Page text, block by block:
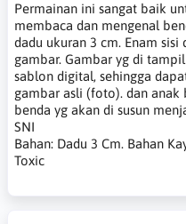
Permainan ini sangat baik
membaca dan mengenal
dadu ukuran 3 cm. Enam
gambar. Gambar yg di
sablon digital, sehingga
gambar asli (foto). dan anak
benda yg akan di susun
SNI
Bahan: Dadu 3 Cm. Bahan
Toxic